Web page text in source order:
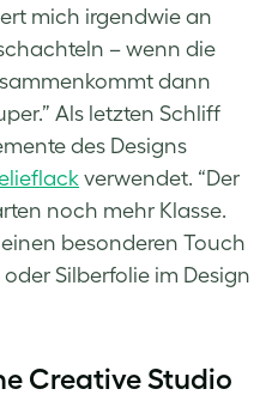
mich irgendwie an
– wenn die
dann
Als letzten Schliff
des Designs
verwendet. “Der
noch mehr Klasse.
besonderen Touch
Silberfolie im Design
Creative Studio